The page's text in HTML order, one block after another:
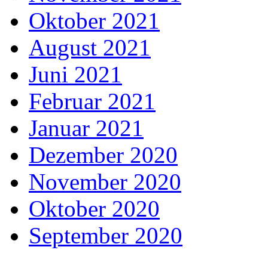
Oktober 2021
August 2021
Juni 2021
Februar 2021
Januar 2021
Dezember 2020
November 2020
Oktober 2020
September 2020